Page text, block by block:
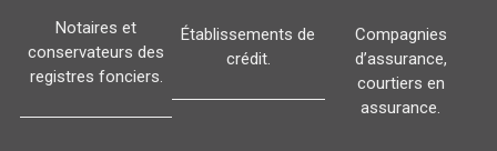
Notaires et
conservateurs des
registres fonciers.
Établissements de
crédit.
Compagnies
d’assurance,
courtiers en
assurance.